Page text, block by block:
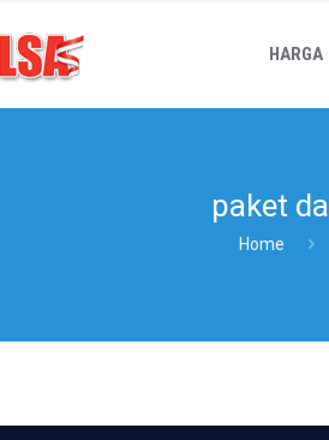
HARGA
paket
Home